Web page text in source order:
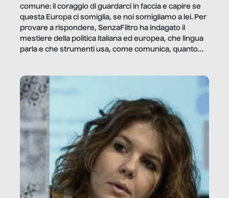
comune: il coraggio di guardarci in faccia e capire se
questa Europa ci somiglia, se noi somigliamo a lei. Per
provare a rispondere, SenzaFiltro ha indagato il
mestiere della politica italiana ed europea, che lingua
parla e che strumenti usa, come comunica, quanto